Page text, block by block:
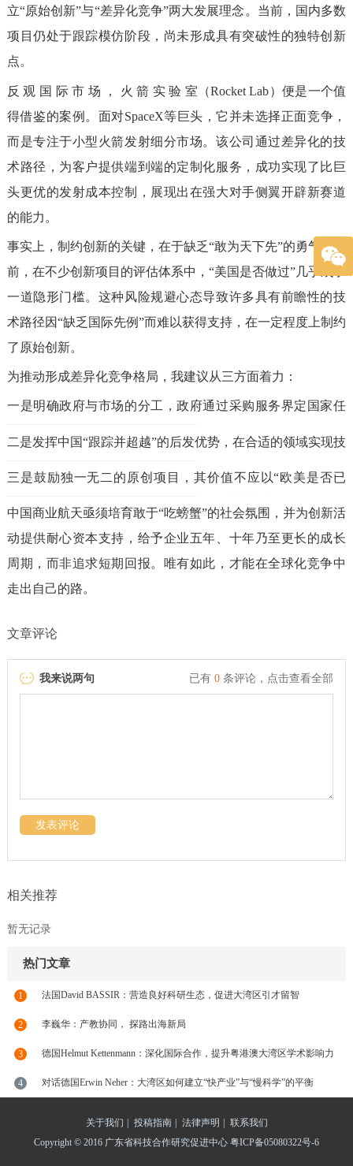
立“原始创新”与“差异化竞争”两大发展理念。当前，国内多数
项目仍处于跟踪模仿阶段，尚未形成具有突破性的独特创新
点。
反 观 国 际 市 场 ， 火 箭 实 验 室（Rocket Lab）便是一个值
得借鉴的案例。面对SpaceX等巨头，它并未选择正面竞争，
而是专注于小型火箭发射细分市场。该公司通过差异化的技
术路径，为客户提供端到端的定制化服务，成功实现了比巨
头更优的发射成本控制，展现出在强大对手侧翼开辟新赛道
的能力。
事实上，制约创新的关键，在于缺乏“敢为天下先”的勇气。当
前，在不少创新项目的评估体系中，“美国是否做过”几乎成了
一道隐形门槛。这种风险规避心态导致许多具有前瞻性的技
术路径因“缺乏国际先例”而难以获得支持，在一定程度上制约
了原始创新。
为推动形成差异化竞争格局，我建议从三方面着力：
一是明确政府与市场的分工，政府通过采购服务界定国家任
二是发挥中国“跟踪并超越”的后发优势，在合适的领域实现技
三是鼓励独一无二的原创项目，其价值不应以“欧美是否已
中国商业航天亟须培育敢于“吃螃蟹”的社会氛围，并为创新活
动提供耐心资本支持，给予企业五年、十年乃至更长的成长
周期，而非追求短期回报。唯有如此，才能在全球化竞争中
走出自己的路。
文章评论
我来说两句 已有 0 条评论， 点击查看全部
发表评论
相关推荐
暂无记录
热门文章
1 法国David BASSIR：营造良好科研生态，促进大湾区引才留智
2 李巍华：产教协同， 探路出海新局
3 德国Helmut Kettenmann：深化国际合作，提升粤港澳大湾区学术影响力
4 对话德国Erwin Neher：大湾区如何建立“快产业”与“慢科学”的平衡
关于我们 | 投稿指南 | 法律声明 | 联系我们
Copyright © 2016 广东省科技合作研究促进中心 粤ICP备05080322号-6